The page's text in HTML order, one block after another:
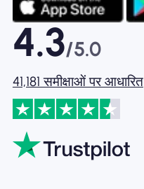
4.3/5.0
41,181 समीक्षाओं पर आधारित